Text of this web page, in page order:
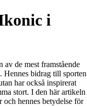
i
de mest framstående
Hennes bidrag till sporten
har också inspirerat
stort. I den här artikeln
hennes betydelse för